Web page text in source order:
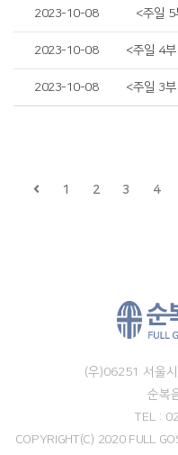
2023-10-08 <주일 5
2023-10-08
2023-10-08
1 2 3 4
(우)06251 서울
순복
TEL :
COPYRIGHT(C) 2020 FULL